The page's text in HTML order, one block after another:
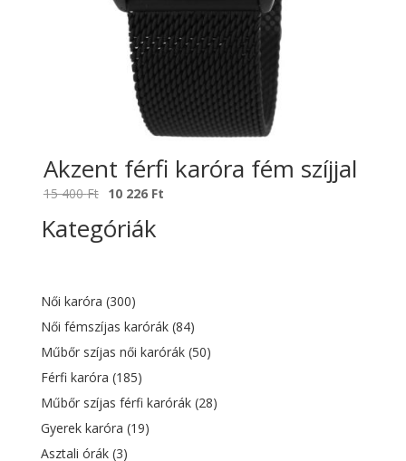
Akzent férfi karóra fém szíjjal
15 400Ft Original
was:
10 226 Ft
Kategóriák
Női karóra (300)
Női fémszíjas karórák (84)
Műbőr szíjas női karórák (50)
Férfi karóra (185)
Műbőr szíjas férfi karórák (28)
Gyerek karóra (19)
Asztali órák (3)